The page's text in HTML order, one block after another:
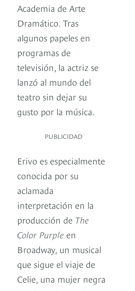
Academia de Arte
Dramático. Tras
algunos papeles en
programas de
televisión, la actriz se
lanzó al mundo del
teatro sin dejar su
gusto por la música.
PUBLICIDAD
Erivo es especialmente
conocida por su
aclamada
interpretación en la
producción de The
Color Purple en
Broadway, un musical
que sigue el viaje de
Celie, una mujer negra